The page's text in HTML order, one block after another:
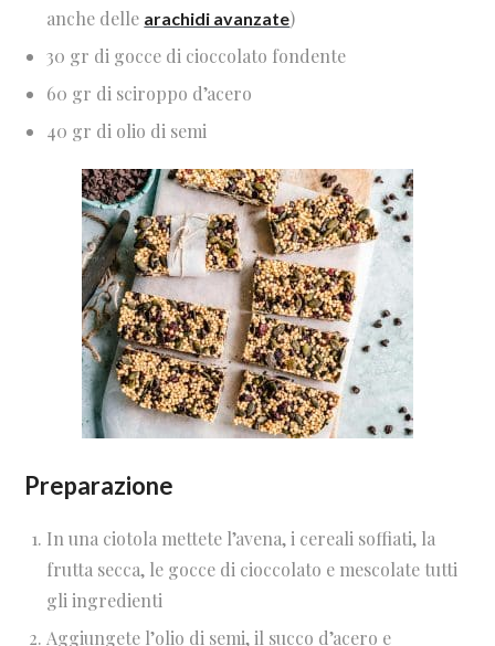
anche delle arachidi avanzate)
30 gr di gocce di cioccolato fondente
60 gr di sciroppo d’acero
40 gr di olio di semi
Preparazione
In una ciotola mettete l’avena, i cereali soffiati, la
frutta secca, le gocce di cioccolato e mescolate tutti
gli ingredienti
Aggiungete l’olio di semi, il succo d’acero e